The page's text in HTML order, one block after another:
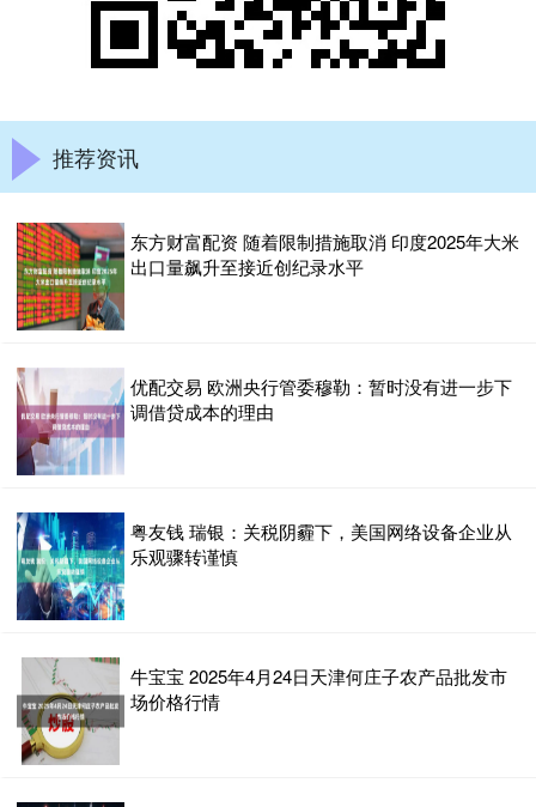
推荐资讯
东方财富配资 随着限制措施取消 印度2025年大米
出口量飙升至接近创纪录水平
优配交易 欧洲央行管委穆勒：暂时没有进一步下
调借贷成本的理由
粤友钱 瑞银：关税阴霾下，美国网络设备企业从
乐观骤转谨慎
牛宝宝 2025年4月24日天津何庄子农产品批发市
场价格行情